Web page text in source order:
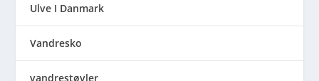
Ulve I Danmark
Vandresko
vandrestøvler